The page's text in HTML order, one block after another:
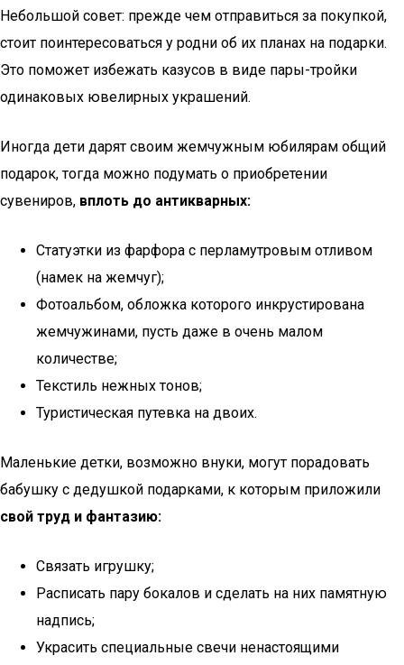
Небольшой совет: прежде чем отправиться за покупкой,
стоит поинтересоваться у родни об их планах на подарки.
Это поможет избежать казусов в виде пары-тройки
одинаковых ювелирных украшений.
Иногда дети дарят своим жемчужным юбилярам общий
подарок, тогда можно подумать о приобретении
сувениров, вплоть до антикварных:
Статуэтки из фарфора с перламутровым отливом
(намек на жемчуг);
Фотоальбом, обложка которого инкрустирована
жемчужинами, пусть даже в очень малом
количестве;
Текстиль нежных тонов;
Туристическая путевка на двоих.
Маленькие детки, возможно внуки, могут порадовать
бабушку с дедушкой подарками, к которым приложили
свой труд и фантазию:
Связать игрушку;
Расписать пару бокалов и сделать на них памятную
надпись;
Украсить специальные свечи ненастоящими